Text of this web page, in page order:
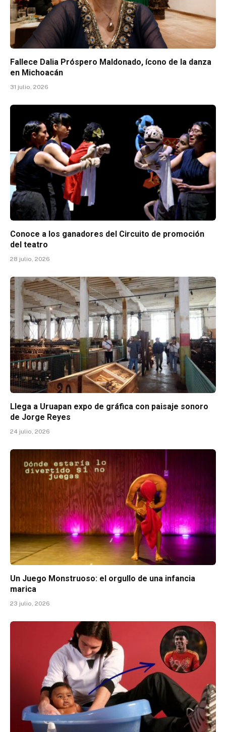
Fallece Dalia Próspero Maldonado, ícono de la danza
en Michoacán
31 julio, 2026
Conoce a los ganadores del Circuito de promoción
del teatro
28 julio, 2026
Llega a Uruapan expo de gráfica con paisaje sonoro
de Jorge Reyes
24 julio, 2026
Un Juego Monstruoso: el orgullo de una infancia
marica
23 julio, 2026